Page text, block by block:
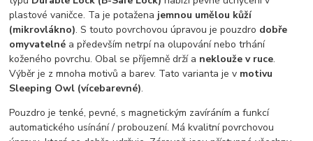
plastové vaničce. Ta je potažena jemnou umělou kůží
(mikrovlákno). S touto povrchovou úpravou je pouzdro dobře
omyvatelné a především netrpí na olupování nebo trhání
koženého povrchu. Obal se příjemně drží a neklouže v ruce.
Výběr je z mnoha motivů a barev. Tato varianta je v motivu
Sleeping Owl (vícebarevné).
Pouzdro je tenké, pevné, s magnetickým zavíráním a funkcí
automatického usínání / probouzení. Má kvalitní povrchovou